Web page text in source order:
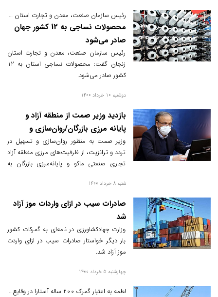
رئیس سازمان صنعت، معدن و تجارت استان زنجان:
محصولات نساجی به 12 کشور جهان
صادر می‌شود
رئیس سازمان صنعت، معدن و تجارت استان
زنجان گفت: محصولات نساجی استان به 12
کشور صادر می‌شود.
دوشنبه 10 خرداد 1400
بازدید وزیر صمت از منطقه آزاد و
پایانه مرزی بازرگان/روان‌سازی و
تسهیل در تردد ترانزیت مرزبازرگان
وزیر صمت به منظور روان‌سازی و تسهیل در
تردد و ترانزیت، از ظرفیت‌های مرزی منطقه آزاد
تجاری صنعتی ماکو و پایانه‌مرزی بازرگان به
شنبه 8 خرداد 1400
صادرات سیب در ازای واردات موز آزاد
شد
وزارت جهادکشاورزی در نامه‌ای به گمرکات کشور
بار دیگر خواستار صادرات سیب در ازای واردت
موز آزاد شد.
چهارشنبه 5 خرداد 1400
لطمه به اعتبار گمرک 200 ساله آستارا در وقایع چند ماه گذشته؛